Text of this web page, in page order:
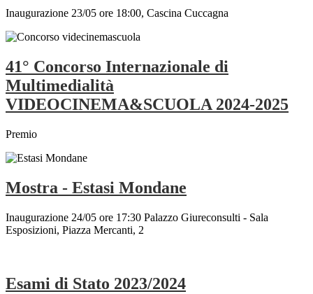
Inaugurazione 23/05 ore 18:00, Cascina Cuccagna
41° Concorso Internazionale di
Multimedialità
VIDEOCINEMA&SCUOLA 2024-2025
Premio
Mostra - Estasi Mondane
Inaugurazione 24/05 ore 17:30 Palazzo Giureconsulti - Sala
Esposizioni, Piazza Mercanti, 2
Esami di Stato 2023/2024